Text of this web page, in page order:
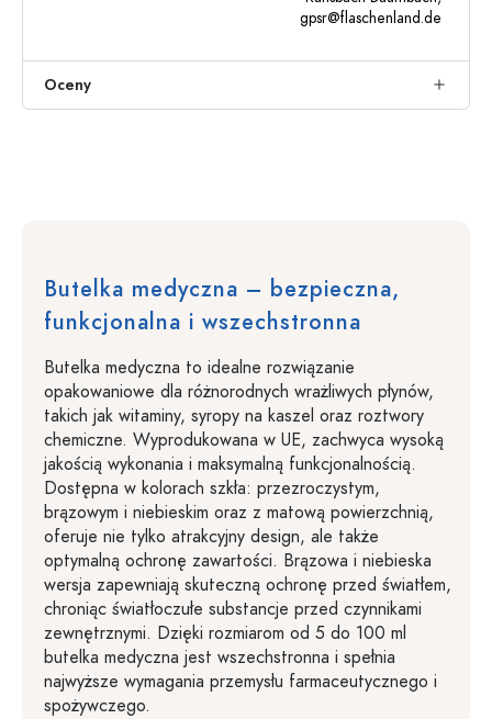
gpsr@flaschenland.de
Oceny
Butelka medyczna – bezpieczna,
funkcjonalna i wszechstronna
Butelka medyczna to idealne rozwiązanie
opakowaniowe dla różnorodnych wrażliwych płynów,
takich jak witaminy, syropy na kaszel oraz roztwory
chemiczne. Wyprodukowana w UE, zachwyca wysoką
jakością wykonania i maksymalną funkcjonalnością.
Dostępna w kolorach szkła: przezroczystym,
brązowym i niebieskim oraz z matową powierzchnią,
oferuje nie tylko atrakcyjny design, ale także
optymalną ochronę zawartości. Brązowa i niebieska
wersja zapewniają skuteczną ochronę przed światłem,
chroniąc światłoczułe substancje przed czynnikami
zewnętrznymi. Dzięki rozmiarom od 5 do 100 ml
butelka medyczna jest wszechstronna i spełnia
najwyższe wymagania przemysłu farmaceutycznego i
spożywczego.